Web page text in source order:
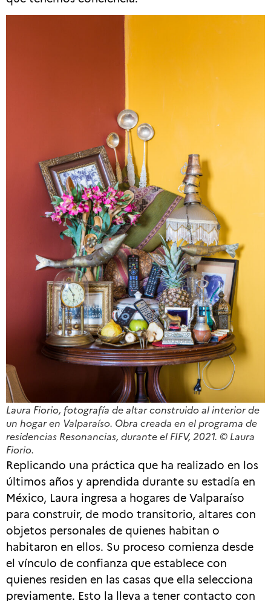
Laura Fiorio, fotografía de altar construido al interior de
un hogar en Valparaíso. Obra creada en el programa de
residencias Resonancias, durante el FIFV, 2021. © Laura
Fiorio.
Replicando una práctica que ha realizado en los
últimos años y aprendida durante su estadía en
México, Laura ingresa a hogares de Valparaíso
para construir, de modo transitorio, altares con
objetos personales de quienes habitan o
habitaron en ellos. Su proceso comienza desde
el vínculo de confianza que establece con
quienes residen en las casas que ella selecciona
previamente. Esto la lleva a tener contacto con